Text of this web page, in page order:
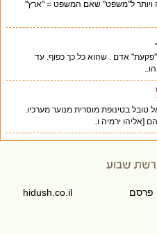
ל"משפט" שאם המשפט = "ארץ"
אדם . שהוא כל כך כפוף. עד
בטינופת מוסרית מנוער מערכיו.
ירמיה ו..
hidush.co.il